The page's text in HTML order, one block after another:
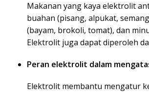
Makanan yang kaya elektrolit
buahan (pisang, alpukat,
(bayam, brokoli, tomat), dan
Elektrolit juga dapat diperoleh
Peran elektrolit dalam
Elektrolit membantu mengatur